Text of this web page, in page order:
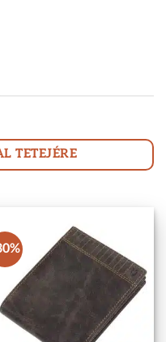
TETEJÉRE